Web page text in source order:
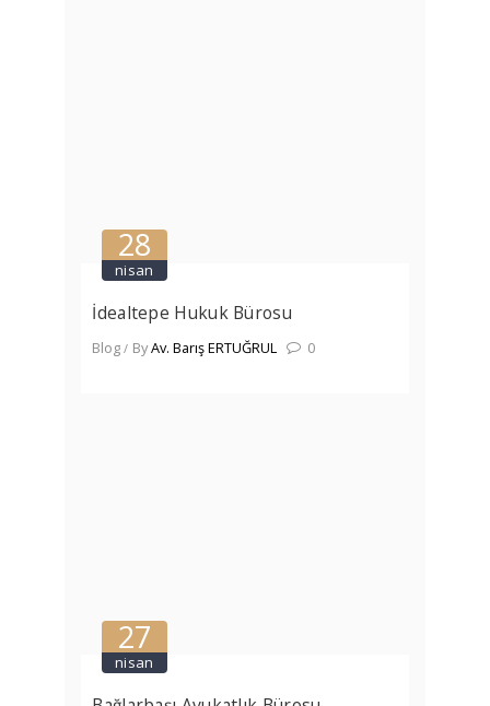
28
nisan
İdealtepe Hukuk Bürosu
Blog ByAv. Barış ERTUĞRUL 0
27
nisan